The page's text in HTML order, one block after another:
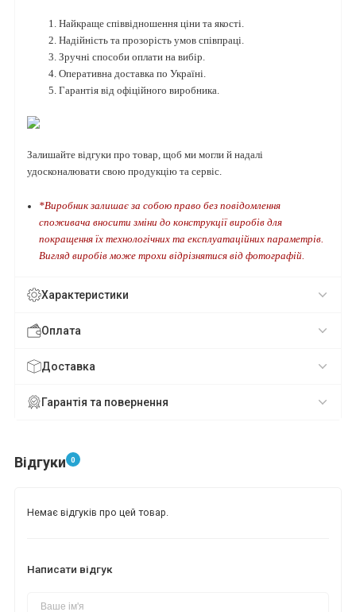
Найкраще співвідношення ціни та якості.
Надійність та прозорість умов співпраці.
Зручні способи оплати на вибір.
Оперативна доставка по Україні.
Гарантія від офіційного виробника.
Залишайте відгуки про товар, щоб ми могли й надалі
удосконалювати свою продукцію та сервіс.
*Виробник залишає за собою право без повідомлення
споживача вносити зміни до конструкції виробів для
покращення їх технологічних та експлуатаційних параметрів.
Вигляд виробів може трохи відрізнятися від фотографій.
Характеристики
Оплата
Доставка
Гарантія та повернення
Відгуки 0
Немає відгуків про цей товар.
Написати відгук